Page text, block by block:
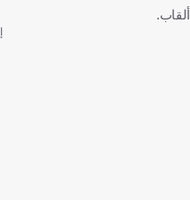
ألقاب.